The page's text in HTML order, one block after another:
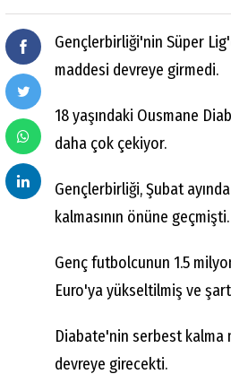
Gençlerbirliği'nin Süper
maddesi devreye girmedi.
18 yaşındaki Ousmane
daha çok çekiyor.
Gençlerbirliği, Şubat
kalmasının önüne geçmişti.
Genç futbolcunun 1.5
Euro'ya yükseltilmiş ve
Diabate'nin serbest kalma
devreye girecekti.